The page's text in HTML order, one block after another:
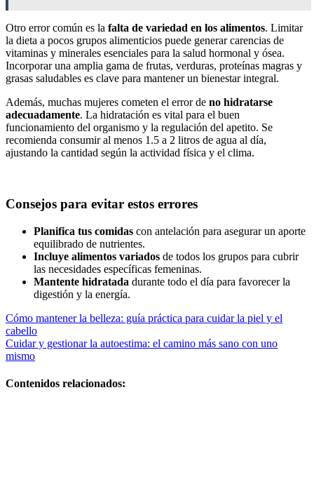
Otro error común es la falta de variedad en los alimentos. Limitar
la dieta a pocos grupos alimenticios puede generar carencias de
vitaminas y minerales esenciales para la salud hormonal y ósea.
Incorporar una amplia gama de frutas, verduras, proteínas magras y
grasas saludables es clave para mantener un bienestar integral.
Además, muchas mujeres cometen el error de no hidratarse
adecuadamente. La hidratación es vital para el buen
funcionamiento del organismo y la regulación del apetito. Se
recomienda consumir al menos 1.5 a 2 litros de agua al día,
ajustando la cantidad según la actividad física y el clima.
Consejos para evitar estos errores
Planifica tus comidas con antelación para asegurar un aporte
equilibrado de nutrientes.
Incluye alimentos variados de todos los grupos para cubrir
las necesidades específicas femeninas.
Mantente hidratada durante todo el día para favorecer la
digestión y la energía.
Navegación
de
entradas
Cómo mantener la belleza: guía práctica para cuidar la piel y el
cabello
Cuidar y gestionar la autoestima: el camino más sano con uno
mismo
Contenidos relacionados: